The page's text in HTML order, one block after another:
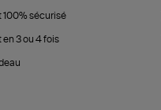
100% sécurisé
en 3 ou 4 fois